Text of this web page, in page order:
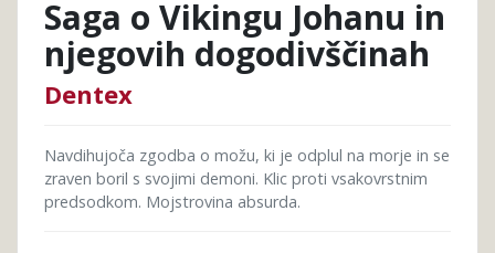
Saga o Vikingu Johanu in
njegovih dogodivščinah
Dentex
Navdihujoča zgodba o možu, ki je odplul na morje in se
zraven boril s svojimi demoni. Klic proti vsakovrstnim
predsodkom. Mojstrovina absurda.